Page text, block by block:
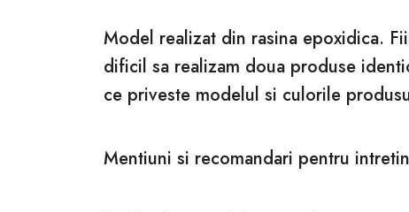
Model realizat din rasina epoxidica.
dificil sa realizam doua produse
ce priveste modelul si culorile
Mentiuni si recomandari pentru